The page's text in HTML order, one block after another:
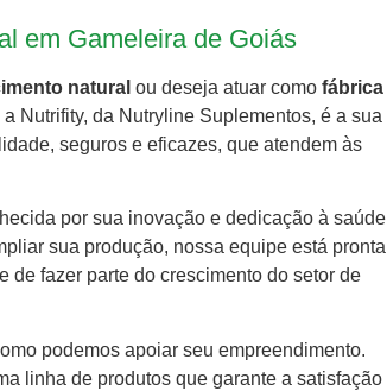
em Gameleira de Goiás
natural ou deseja atuar como fábrica
Nutrifity, da Nutryline Suplementos, é a sua
seguros e eficazes, que atendem às
por sua inovação e dedicação à saúde
sua produção, nossa equipe está pronta
de fazer parte do crescimento do setor de
podemos apoiar seu empreendimento.
linha de produtos que garante a satisfação